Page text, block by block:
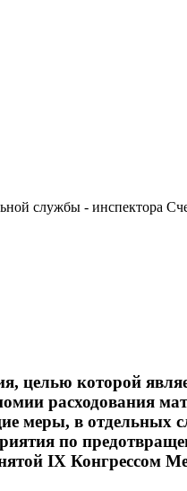
службы - инспектора
целью которой
расходования
меры, в отдельных
по
IX Конгрессом